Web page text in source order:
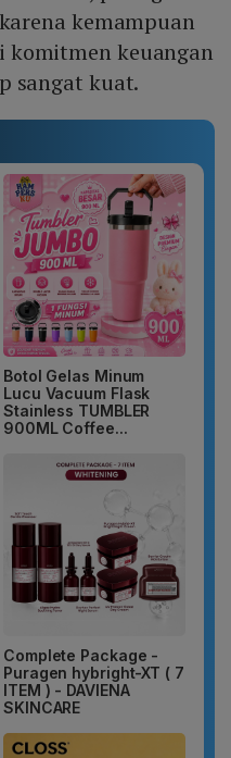
kemampuan
keuangan
sangat kuat.
Botol Gelas Minum
Lucu Vacuum Flask
Stainless TUMBLER
900ML Coffee...
Complete Package -
Puragen hybright-XT ( 7
ITEM ) - DAVIENA
SKINCARE